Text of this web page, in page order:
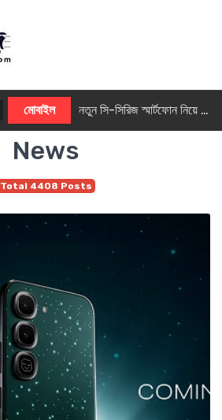
মোবাইল নতুন সি-সিরিজ স্মার্টফোন নিয়ে আসছে রিয়েলমি
News
Total 4408 Posts